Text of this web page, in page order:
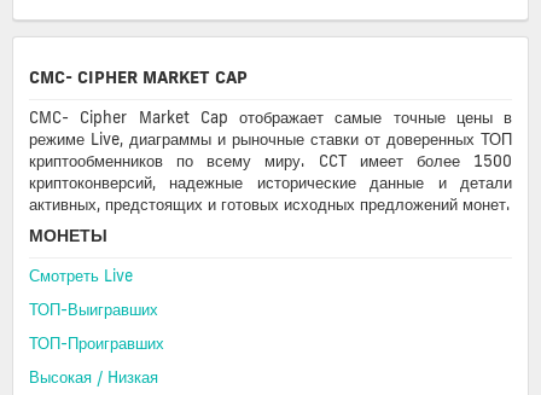
CMC- CIPHER MARKET CAP
CMC- Cipher Market Cap отображает самые точные цены в
режиме Live, диаграммы и рыночные ставки от доверенных ТОП
криптообменников по всему миру. CCT имеет более 1500
криптоконверсий, надежные исторические данные и детали
активных, предстоящих и готовых исходных предложений монет.
МОНЕТЫ
Смотреть Live
ТОП-Выигравших
ТОП-Проигравших
Высокая / Hизкая